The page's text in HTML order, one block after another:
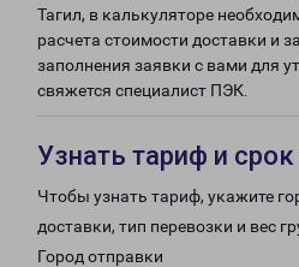
Тагил, в калькуляторе
расчета стоимости доставки и
заполнения заявки с вами для
свяжется специалист ПЭК.
Узнать тариф и
Чтобы узнать тариф, укажите
доставки, тип перевозки и вес
Город отправки